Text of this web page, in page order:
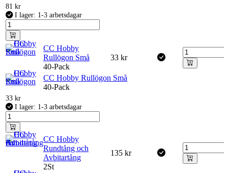
81 kr
I lager: 1-3 arbetsdagar
CC Hobby
Rullögon Små
40-Pack
33 kr
CC Hobby Rullögon Små
40-Pack
33 kr
I lager: 1-3 arbetsdagar
CC Hobby
Rundtång och
Avbitartång
2St
135 kr